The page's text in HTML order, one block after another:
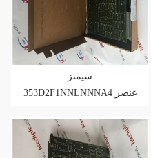
سيمنز
353D2F1NNLNNNA4 عنصر